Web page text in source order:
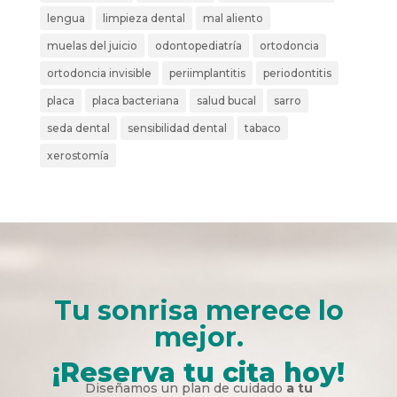
lengua limpieza dental mal aliento
muelas del juicio odontopediatría ortodoncia
ortodoncia invisible periimplantitis periodontitis
placa placa bacteriana salud bucal sarro
seda dental sensibilidad dental tabaco
xerostomía
Tu sonrisa merece lo
mejor.
¡Reserva tu cita hoy!
Diseñamos un plan de cuidado a tu